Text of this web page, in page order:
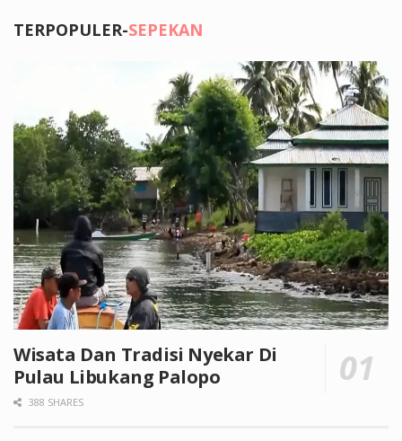
TERPOPULER-SEPEKAN
Wisata Dan Tradisi Nyekar Di
Pulau Libukang Palopo
388 SHARES